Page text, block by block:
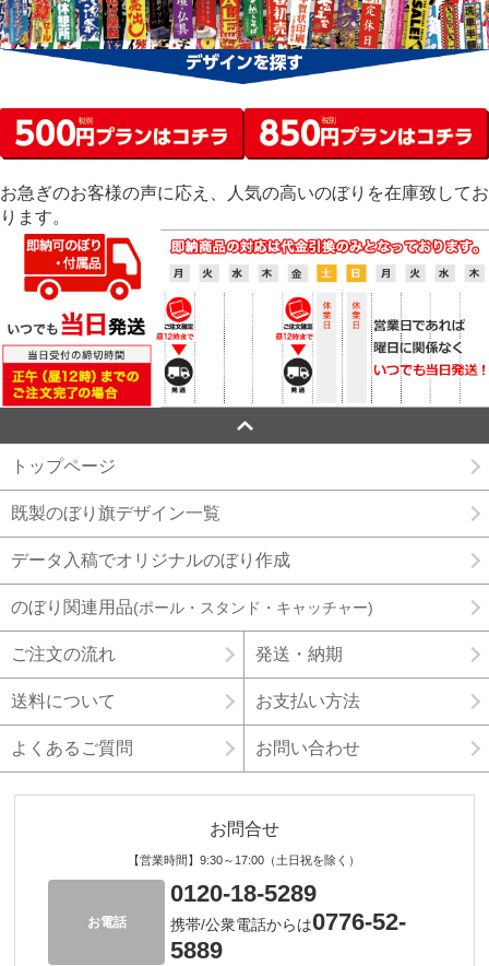
お急ぎのお客様の声に応え、人気の高いのぼりを在庫致してお
ります。
トップページ
既製のぼり旗デザイン一覧
データ入稿でオリジナルのぼり作成
のぼり関連用品(ポール・スタンド・キャッチャー)
ご注文の流れ 発送・納期
送料について お支払い方法
よくあるご質問 お問い合わせ
お問合せ
【営業時間】9:30～17:00（土日祝を除く）
お電話
0120-18-5289
携帯/公衆電話からは0776-52-
5889